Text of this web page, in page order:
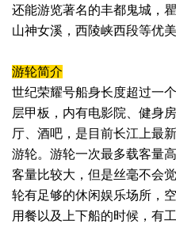
还能游览著名的丰都鬼城，
山神女溪，西陵峡西段等优美
游轮简介
世纪荣耀号船身长度超过一
层甲板，内有电影院、健身
厅、酒吧，是目前长江上最
游轮。游轮一次最多载客量
客量比较大，但是丝毫不会
轮有足够的休闲娱乐场所，
用餐以及上下船的时候，有